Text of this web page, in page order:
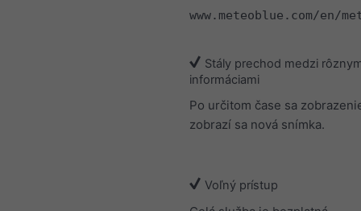
www.meteoblue.com/en/
Stály prechod medzi
informáciami
Po určitom čase sa
zobrazí sa nová snímka.
Voľný prístup